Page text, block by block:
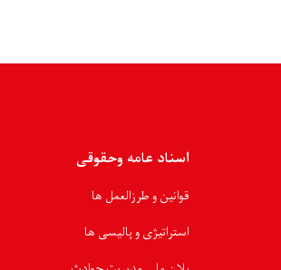
اسناد عامه وحقوقی
قوانین و طرزالعمل ها
استراتیژی و پالیسی ها